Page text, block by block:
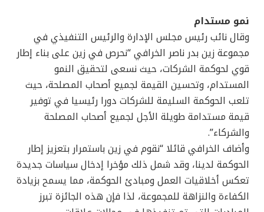
نمو مستدام
وقال نائب رئيس مجلس الإدارة والرئيس التنفيذي في
مجموعة زين بدر ناصر الخرافي “نحرص في زين على بناء إطار
قوي لحوكمة الشركات، حيث نسعى لتحقيق النمو
المستدام، وتحسين القيمة لجميع أصحاب المصلحة، حيث
تلعب الحوكمة السليمة للشركات دورا رئيسيا في توفير
قيمة مستدامة طويلة الأجل لجميع أصحاب المصلحة
والشركاء”.
وأضاف الخرافي قائلا “نقوم في زين باستمرار بتعزيز إطار
الحوكمة لدينا، وقد شمل ذلك مؤخرا إدخال سياسات جديدة
تعكس أخلاقيات العمل ومبادئ الحوكمة، مما يسمح بزيادة
الكفاءة والنزاهة للمجموعة، لذا فإن هذه الجائزة تبرز